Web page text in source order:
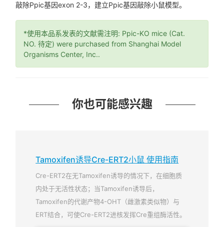
敲除Ppic基因exon 2-3，建立Ppic基因敲除小鼠模型。
*使用本品系发表的文献需注明: Ppic-KO mice (Cat.
NO. 待定) were purchased from Shanghai Model
Organisms Center, Inc..
你也可能感兴趣
Tamoxifen诱导Cre-ERT2小鼠 使用指南
Cre-ERT2在无Tamoxifen诱导的情况下，在细胞质
内处于无活性状态；当Tamoxifen诱导后，
Tamoxifen的代谢产物4-OHT（雌激素类似物）与
ERT结合，可使Cre-ERT2进核发挥Cre重组酶活性。